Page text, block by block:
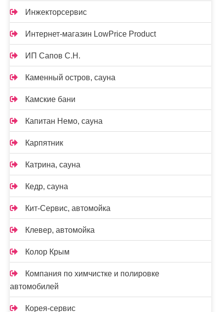
Инжекторсервис
Интернет-магазин LowPrice Product
ИП Сапов С.Н.
Каменный остров, сауна
Камские бани
Капитан Немо, сауна
Карпятник
Катрина, сауна
Кедр, сауна
Кит-Сервис, автомойка
Клевер, автомойка
Колор Крым
Компания по химчистке и полировке
автомобилей
Корея-сервис